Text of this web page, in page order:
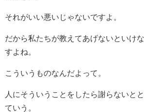
それがいい悪いじゃないですよ。
だから私たちが教えてあげないといけ
すよね。
こういうものなんだよって。
人にそういうことをしたら謝らないと
ていう。